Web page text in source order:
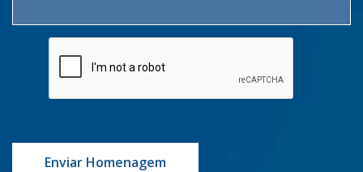
Enviar Homenagem